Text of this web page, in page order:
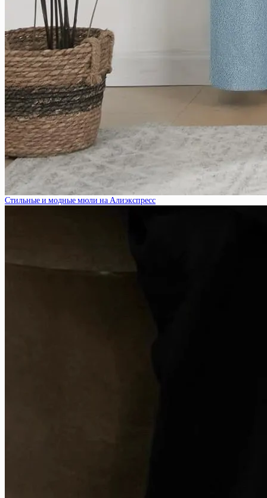
Стильные и модные мюли на Алиэкспресс